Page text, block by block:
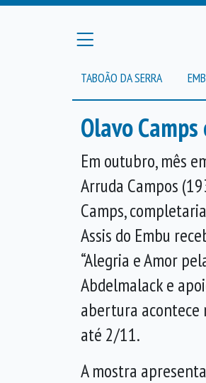
TABOÃO DA SERRA
Olavo
Em outubro, mês
Arruda Campos
Camps,
Assis do Embu
“Alegria e Amor
Abdelmalack e
abertura acontece
até 2/11.
A mostra